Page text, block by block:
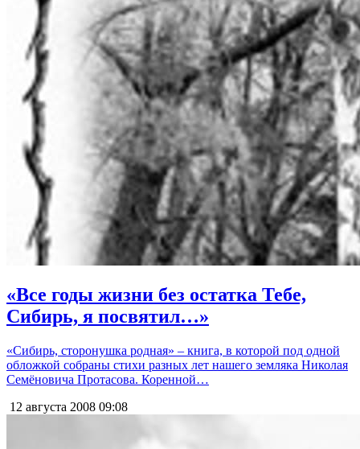
«Все годы жизни без остатка Тебе,
Сибирь, я посвятил…»
«Сибирь, сторонушка родная» – книга, в которой под одной
обложкой собраны стихи разных лет нашего земляка Николая
Семёновича Протасова. Коренной…
12 августа 2008 09:08